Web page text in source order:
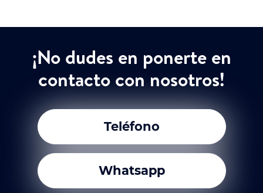
¡No dudes en ponerte en
contacto con nosotros!
Teléfono
Whatsapp